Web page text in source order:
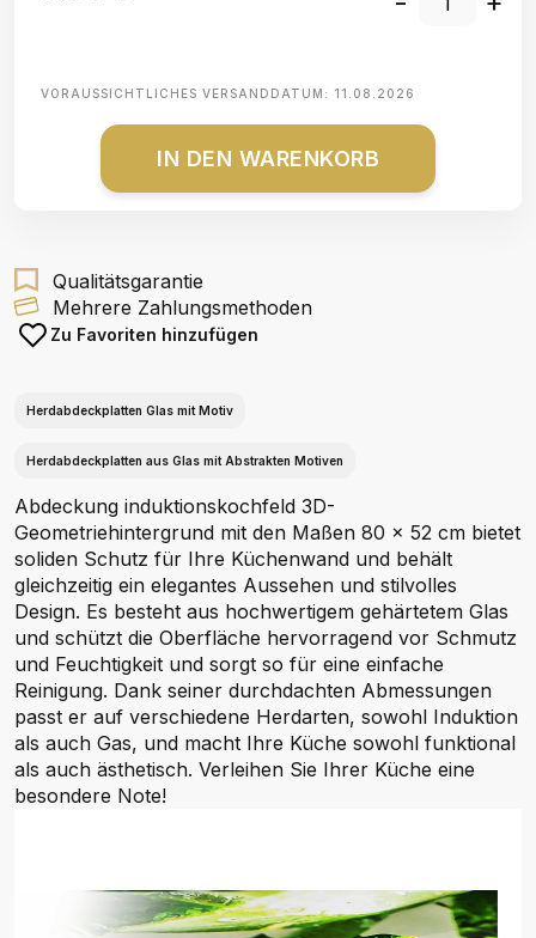
VORAUSSICHTLICHES VERSANDDATUM: 11.08.2026
IN DEN WARENKORB
Qualitätsgarantie
Mehrere Zahlungsmethoden
Zu Favoriten hinzufügen
Herdabdeckplatten Glas mit Motiv
Herdabdeckplatten aus Glas mit Abstrakten Motiven
Abdeckung induktionskochfeld 3D-
Geometriehintergrund mit den Maßen 80 x 52 cm bietet
soliden Schutz für Ihre Küchenwand und behält
gleichzeitig ein elegantes Aussehen und stilvolles
Design. Es besteht aus hochwertigem gehärtetem Glas
und schützt die Oberfläche hervorragend vor Schmutz
und Feuchtigkeit und sorgt so für eine einfache
Reinigung. Dank seiner durchdachten Abmessungen
passt er auf verschiedene Herdarten, sowohl Induktion
als auch Gas, und macht Ihre Küche sowohl funktional
als auch ästhetisch. Verleihen Sie Ihrer Küche eine
besondere Note!